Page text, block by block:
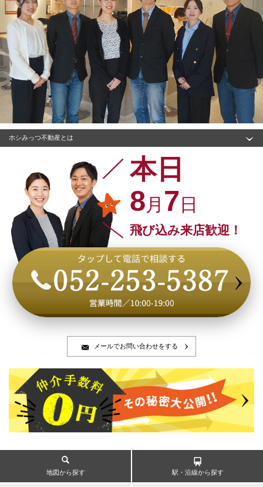
ホシみっつ不動産とは
本日
8 月 7 日
飛び込み来店歓迎！
メールでお問い合わせをする
地図から探す 駅・沿線から探す